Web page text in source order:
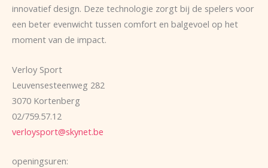
innovatief design. Deze technologie zorgt bij de spelers voor
een beter evenwicht tussen comfort en balgevoel op het
moment van de impact.
Verloy Sport
Leuvensesteenweg 282
3070 Kortenberg
02/759.57.12
verloysport@skynet.be
openingsuren: